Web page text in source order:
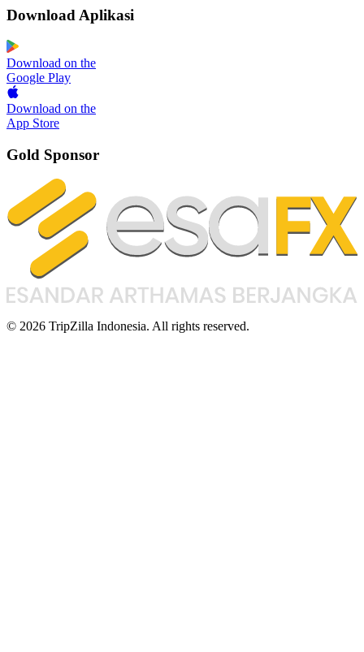
Download Aplikasi
Download on the
Google Play
Download on the
App Store
Gold Sponsor
© 2026 TripZilla Indonesia. All rights reserved.